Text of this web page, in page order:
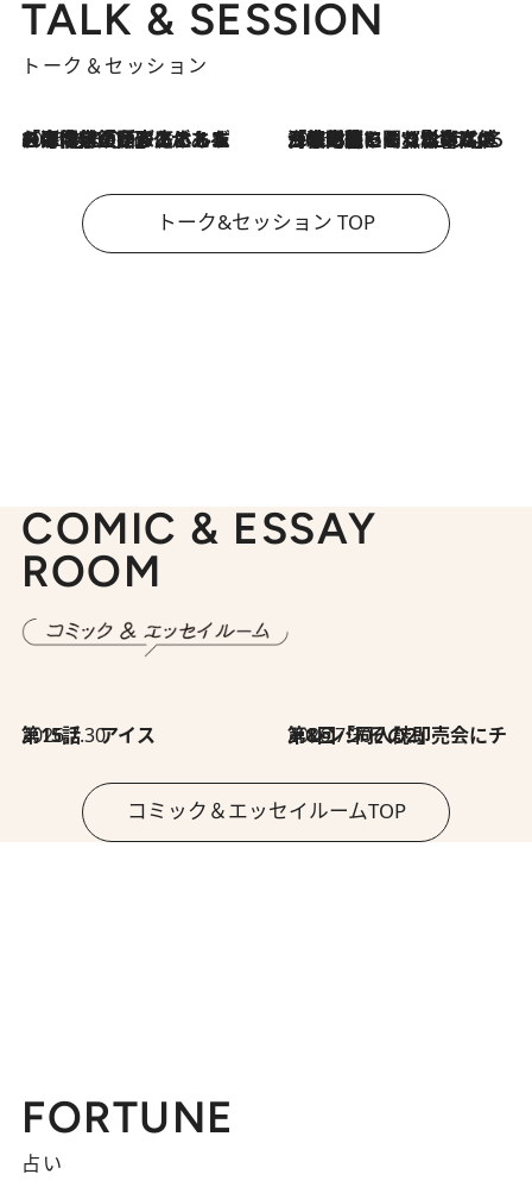
TALK & SESSION
トーク＆セッション
2026.8.3
「今後値上げがあるとすれば…」「リスクがあるのは今年の冬」エネルギー専門家が語る、ホルムズ海峡封鎖が家庭にもたらす“ある心配” 2026.8.3
「住宅建てられない…」「サーチャージ料の高値が続いている」ホルムズ海峡封鎖による影響はいつまで続く？《エネルギー専門家に聞く“どうなる日本の暮らし”》
トーク&セッション TOP
COMIC & ESSAY
ROOM
2026.7.30
第15話 アイス 2026.7.30
第8回「同人誌即売会にチャレンジ その2」
コミック＆エッセイルームTOP
FORTUNE
占い